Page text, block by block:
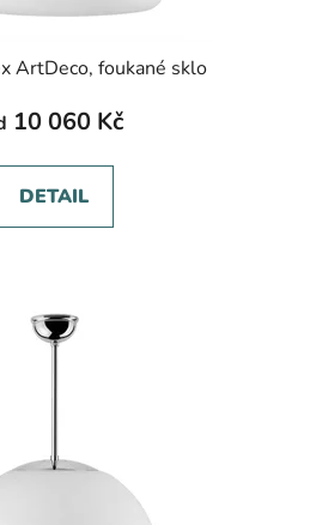
ArtDeco, foukané sklo
10 060 Kč
DETAIL